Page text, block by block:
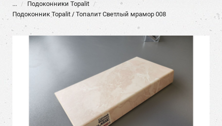
...
Подоконники Topalit
Подоконник Topalit / Топалит Светлый мрамор 008